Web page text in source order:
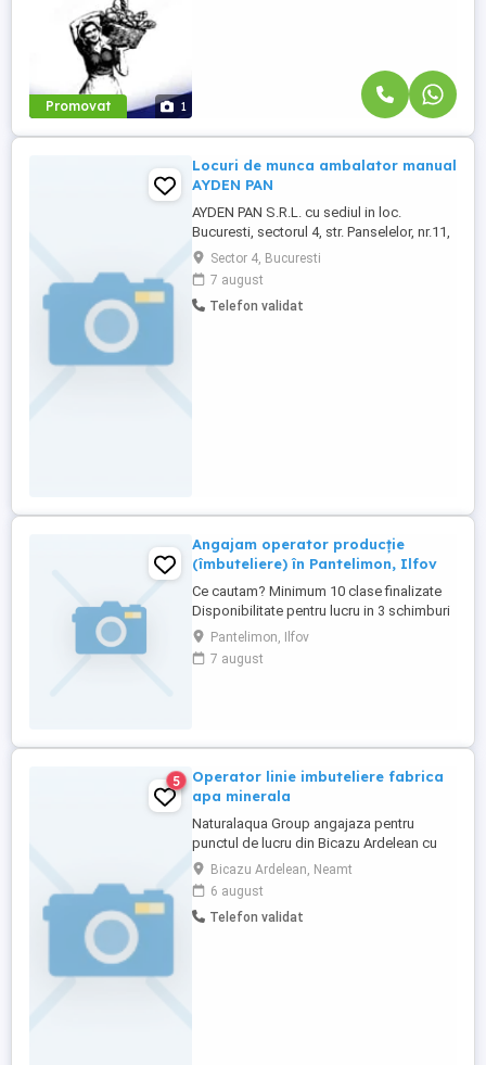
Promovat 1
Locuri de munca ambalator manual
AYDEN PAN
AYDEN PAN S.R.L. cu sediul in loc.
Bucuresti, sectorul 4, str. Panselelor, nr.11,
bloc 165, scara 2, apt.20, avand numărul
de înmatriculare la Registrul Comerțului,
CUI 27681354 angajeaza : ambalator
manual - 2 posturi CV-urile se depun la
Sector 4, Bucuresti
7 august
Telefon validat
Angajam operator producție
(îmbuteliere) în Pantelimon, Ilfov
Ce cautam? Minimum 10 clase finalizate
Disponibilitate pentru lucru in 3 schimburi
Capacitate de a desfasura activitati care
implica efort fizic moderat si lucru in
picioare Seriozitate, responsabilitate si
Pantelimon, Ilfov
7 august
5
Operator linie imbuteliere fabrica
apa minerala
Naturalaqua Group angajaza pentru
punctul de lucru din Bicazu Ardelean cu
obiectul de activitate imbuteliere apa
minerala : - Operatori linie imbuteliere -
Manipulant formare palet - Situitorist
Cerinte: - seriozitate - punctualitate -
Bicazu Ardelean, Neamt
6 august
Telefon validat